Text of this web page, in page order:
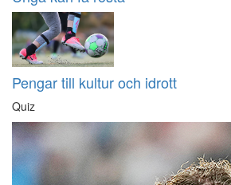
Pengar till kultur och idrott
Quiz